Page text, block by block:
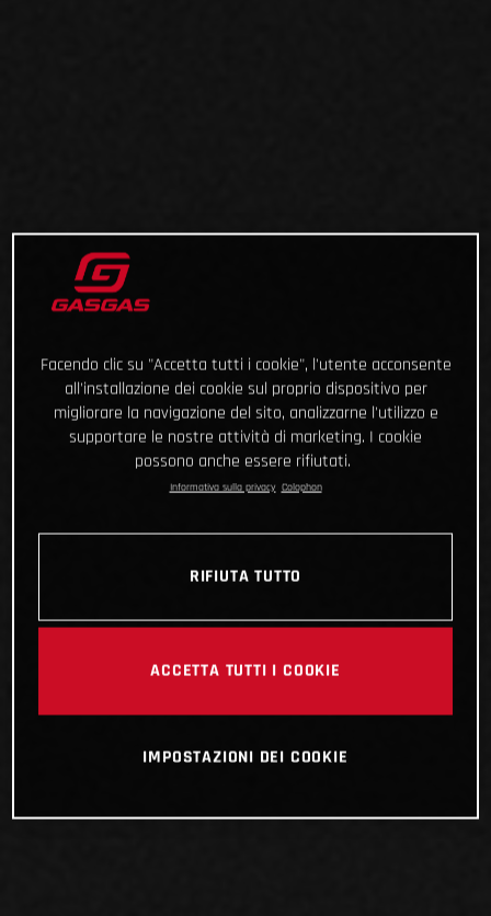
Facendo clic su "Accetta tutti i cookie", l'utente acconsente
all'installazione dei cookie sul proprio dispositivo per
migliorare la navigazione del sito, analizzarne l'utilizzo e
supportare le nostre attività di marketing. I cookie
possono anche essere rifiutati.
Informativa sulla privacy Colophon
RIFIUTA TUTTO
ACCETTA TUTTI I COOKIE
IMPOSTAZIONI DEI COOKIE